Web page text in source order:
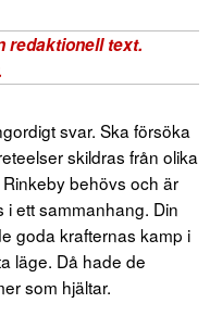
svar. Ska försöka
skildras från olika
behövs och är
ett sammanhang. Din
goda krafternas kamp i
läge. Då hade de
som hjältar.